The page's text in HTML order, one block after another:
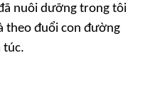
nuôi dưỡng trong tôi
theo đuổi con đường
túc.